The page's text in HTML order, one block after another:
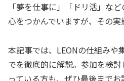
「夢を仕事に」「ドリ活」な
心をつかんでいますが、その
本記事では、LEONの仕組みや
でを徹底的に解説。参加を検
っている方も、ぜひ最後までお